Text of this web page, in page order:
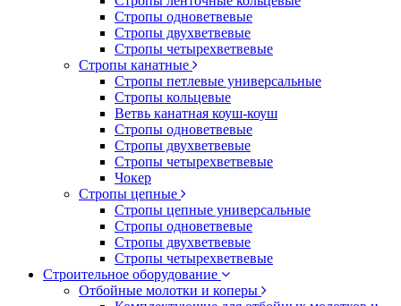
Стропы одноветвевые
Стропы двухветвевые
Стропы четырехветвевые
Стропы канатные
Стропы петлевые универсальные
Стропы кольцевые
Ветвь канатная коуш-коуш
Стропы одноветвевые
Стропы двухветвевые
Стропы четырехветвевые
Чокер
Стропы цепные
Стропы цепные универсальные
Стропы одноветвевые
Стропы двухветвевые
Стропы четырехветвевые
Строительное оборудование
Отбойные молотки и коперы